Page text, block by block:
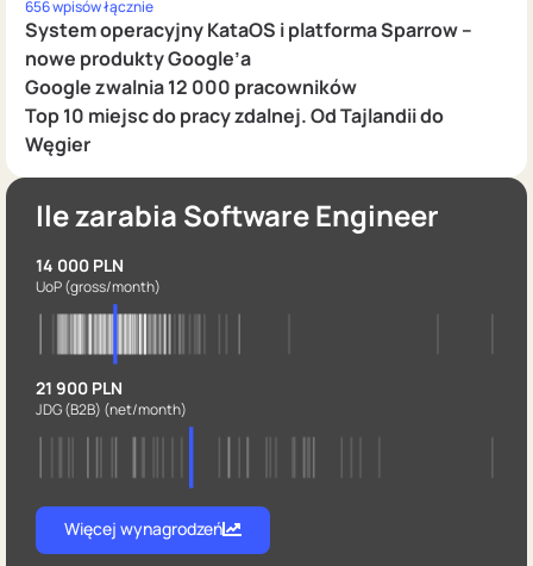
656 wpisów łącznie
System operacyjny KataOS i platforma Sparrow –
nowe produkty Google’a
Google zwalnia 12 000 pracowników
Top 10 miejsc do pracy zdalnej. Od Tajlandii do
Węgier
Ile zarabia Software Engineer
14 000 PLN
UoP(gross/month)
21 900 PLN
JDG (B2B) (net/month)
Więcej wynagrodzeń